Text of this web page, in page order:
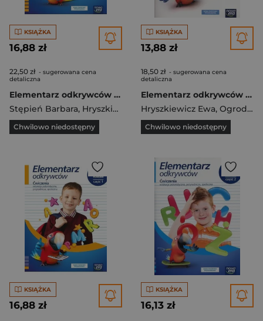
KSIĄŻKA
16,88 zł
22,50 zł - sugerowana cena
detaliczna
Elementarz odkrywców 3 Ćwiczenia Część 4 Szkoła podstawowa
Stępień Barbara, Hryszkiewicz Ewa ,Ogrodowczyk
Chwilowo niedostępny
KSIĄŻKA
13,88 zł
18,50 zł - sugerowana cena
detaliczna
Elementarz odkrywców 1 Dzień odkrywców Ćwiczenia Szkoła podstawowa
Hryszkiewicz Ewa, Ogrodowczyk Małgorzata
Chwilowo niedostępny
KSIĄŻKA
16,88 zł
KSIĄŻKA
16,13 zł